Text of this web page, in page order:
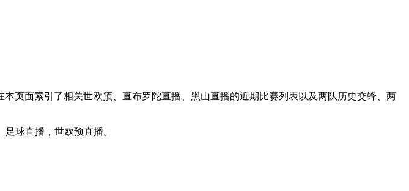
页面索引了相关世欧预、直布罗陀直播、黑山直播的近期比赛列表以及两队历史交锋、两
球直播，世欧预直播。